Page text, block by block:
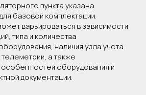
пункта указана
базовой комплектации.
варьироваться в зависимости
типа и количества
наличия узла учета
а также
оборудования и
документации.